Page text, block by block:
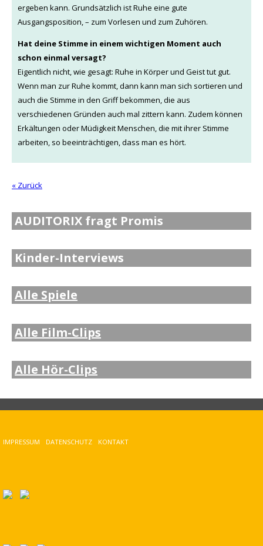
ergeben kann. Grundsätzlich ist Ruhe eine gute
Ausgangsposition, – zum Vorlesen und zum Zuhören.
Hat deine Stimme in einem wichtigen Moment auch
schon einmal versagt?
Eigentlich nicht, wie gesagt: Ruhe in Körper und Geist tut gut.
Wenn man zur Ruhe kommt, dann kann man sich sortieren und
auch die Stimme in den Griff bekommen, die aus
verschiedenen Gründen auch mal zittern kann. Zudem können
Erkältungen oder Müdigkeit Menschen, die mit ihrer Stimme
arbeiten, so beeinträchtigen, dass man es hört.
« Zurück
AUDITORIX fragt Promis
Kinder-Interviews
Alle Spiele
Alle Film-Clips
Alle Hör-Clips
IMPRESSUM DATENSCHUTZ KONTAKT